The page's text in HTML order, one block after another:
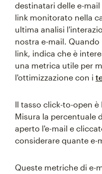
destinatari delle e-
link monitorato nella
ultima analisi
nostra e-mail.
link, indica che è
una metrica utile per
l'ottimizzazione con i
Il tasso click-to-open
Misura la percentuale
aperto l'e-mail e
considerare quante e-
Queste metriche di e-